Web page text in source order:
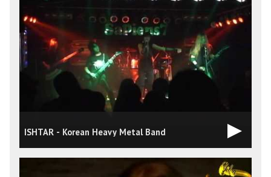
ISHTAR - Korean Heavy Metal Band